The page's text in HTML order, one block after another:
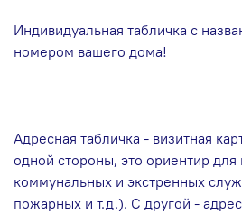
Индивидуальная табличка с
номером вашего дома!
Адресная табличка - визитная
одной стороны, это ориентир для
коммунальных и экстренных
пожарных и т.д.). С другой -